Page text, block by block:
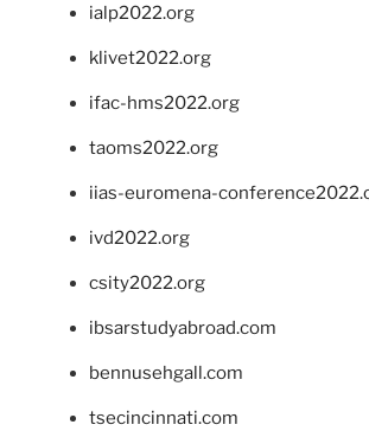
ialp2022.org
klivet2022.org
ifac-hms2022.org
taoms2022.org
iias-euromena-
ivd2022.org
csity2022.org
ibsarstudyabroad.com
bennusehgall.com
tsecincinnati.com